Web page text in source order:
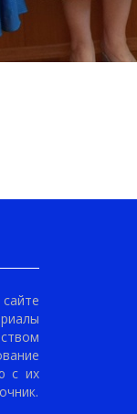
с их